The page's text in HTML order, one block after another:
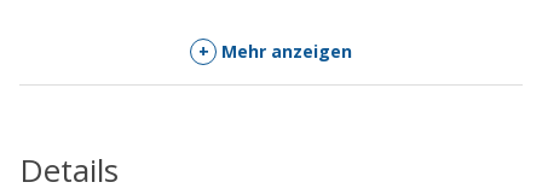
+ Mehr anzeigen
Details